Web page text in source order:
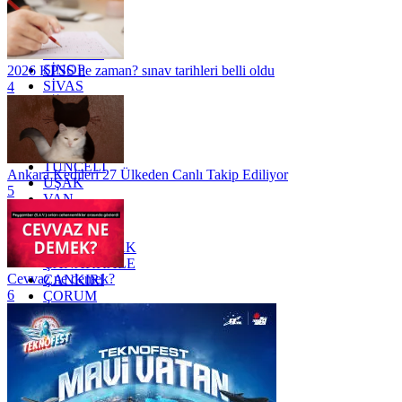
OSMANİYE
RİZE
SAKARYA
SAMSUN
SİNOP
SİVAS
SİİRT
TEKİRDAĞ
TOKAT
TRABZON
TUNCELİ
UŞAK
VAN
YALOVA
YOZGAT
ZONGULDAK
ÇANAKKALE
ÇANKIRI
ÇORUM
İSTANBUL
İZMİR
ŞANLIURFA
ŞIRNAK
2026 KPSS ne zaman? sınav tarihleri belli oldu
4
Ankara Kedileri 27 Ülkeden Canlı Takip Ediliyor
5
Cevvaz ne demek?
6